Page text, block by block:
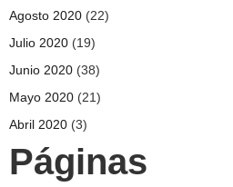
Agosto 2020 (22)
Julio 2020 (19)
Junio 2020 (38)
Mayo 2020 (21)
Abril 2020 (3)
Páginas